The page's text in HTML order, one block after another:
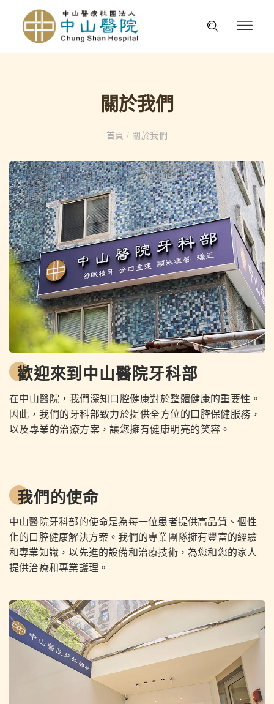
關於我們
首頁/ 關於我們
歡迎來到中山醫院牙科部
在中山醫院，我們深知口腔健康對於整體健康的重要性。
因此，我們的牙科部致力於提供全方位的口腔保健服務，
以及專業的治療方案，讓您擁有健康明亮的笑容。
我們的使命
中山醫院牙科部的使命是為每一位患者提供高品質、個性
化的口腔健康解決方案。我們的專業團隊擁有豐富的經驗
和專業知識，以先進的設備和治療技術，為您和您的家人
提供治療和專業護理。